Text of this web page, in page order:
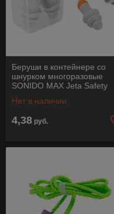
Беруши в контейнере со
шнурком многоразовые
SONIDO MAX Jeta Safety
Нет в наличии
4,38 руб.